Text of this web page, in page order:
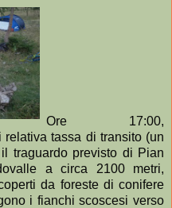
Ore 17:00,
tassa di transito (un
traguardo previsto di Pian
a circa 2100 metri,
da foreste di conifere
i fianchi scoscesi verso